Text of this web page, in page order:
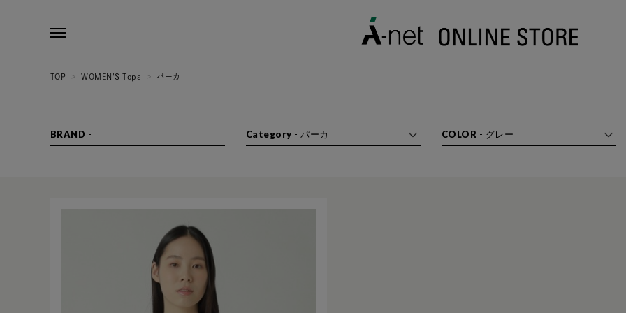
TOP > WOMEN'S Tops > パーカ
BRAND - Category - パーカ COLOR - グレー